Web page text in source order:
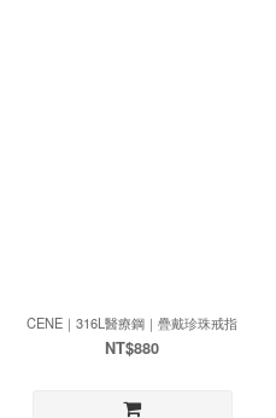
CENE｜316L醫療鋼｜疊戴珍珠戒指
NT$880